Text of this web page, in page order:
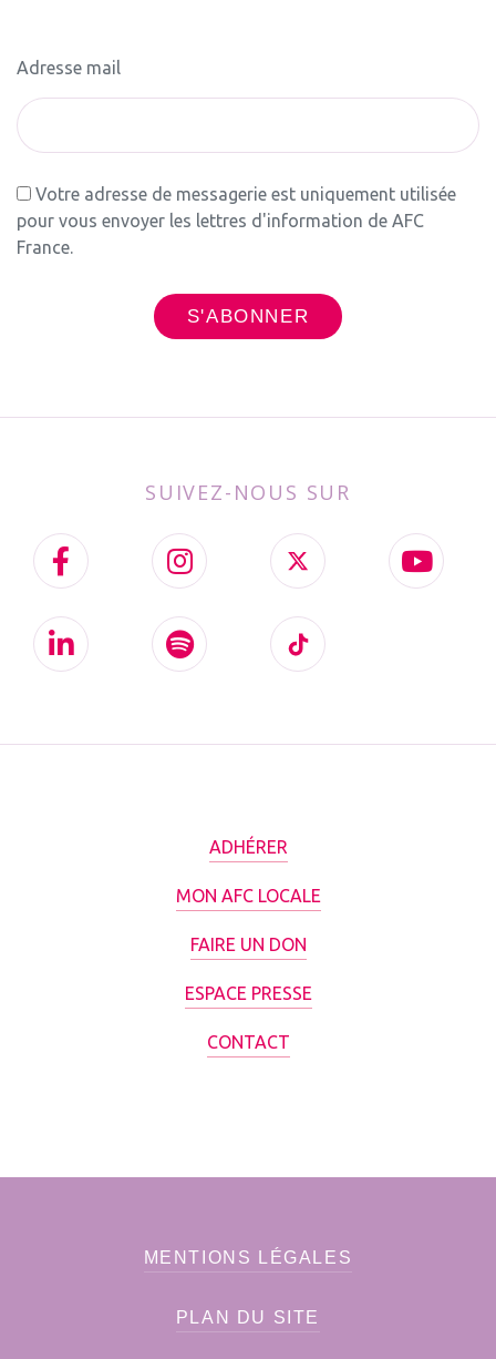
Adresse mail
Votre adresse de messagerie est uniquement utilisée
pour vous envoyer les lettres d'information de AFC
France.
SUIVEZ-NOUS SUR
ADHÉRER
MON AFC LOCALE
FAIRE UN DON
ESPACE PRESSE
CONTACT
MENTIONS LÉGALES
PLAN DU SITE